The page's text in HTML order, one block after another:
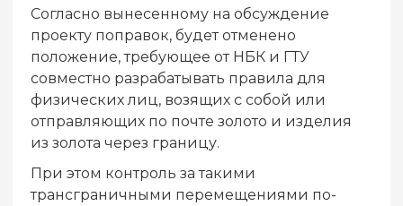
Согласно вынесенному на обсуждение
проекту поправок, будет отменено
положение, требующее от НБК и ГТУ
совместно разрабатывать правила для
физических лиц, возящих с собой или
отправляющих по почте золото и изделия
из золота через границу.
При этом контроль за такими
трансграничными перемещениями по-